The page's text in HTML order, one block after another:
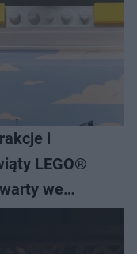
i
LEGO®
we